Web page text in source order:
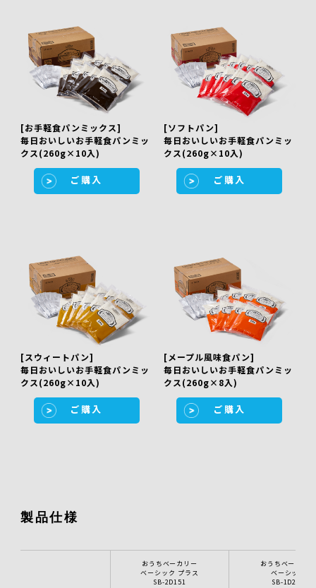
[お手軽食パンミックス]
毎日おいしいお手軽食パンミッ
クス(260g×10入)
ご購入
[ソフトパン]
毎日おいしいお手軽食パンミッ
クス(260g×10入)
ご購入
[スウィートパン]
毎日おいしいお手軽食パンミッ
クス(260g×10入)
ご購入
[メープル風味食パン]
毎日おいしいお手軽食パンミッ
クス(260g×8入)
ご購入
製品仕様
おうちベーカリー
ベーシック プラス
SB-2D151
おうちベーカリー
ベーシック
SB-1D251